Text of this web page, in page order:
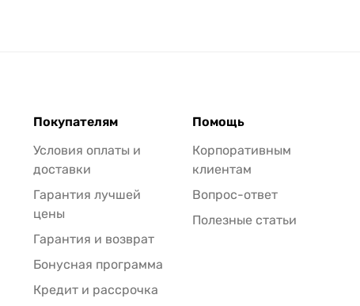
Покупателям
Условия оплаты и
доставки
Гарантия лучшей
цены
Гарантия и возврат
Бонусная программа
Кредит и рассрочка
Помощь
Корпоративным
клиентам
Вопрос-ответ
Полезные статьи